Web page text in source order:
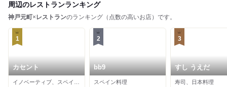
周辺のレストランランキング
神戸元町× レストランのランキング（点数の高いお店）です。
1
カセント
2
bb9
スペイン料理
3
すし うえだ
寿司、日本料理